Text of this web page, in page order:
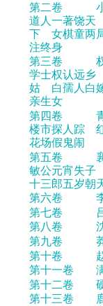
第二卷
道人一著饶天
下 女棋童两
注终身
第三卷
学士权认远乡
姑 白孺人白
亲生女
第四卷
楼市探人踪
花场假鬼闹
第五卷
敏公元宵失子
十三郎五岁朝
第六卷 李
第七卷 吕使
第八卷 沈将
第九卷 莽儿
第十卷 赵五
第十一卷 满
第十二卷 硬
第十三卷 鹿